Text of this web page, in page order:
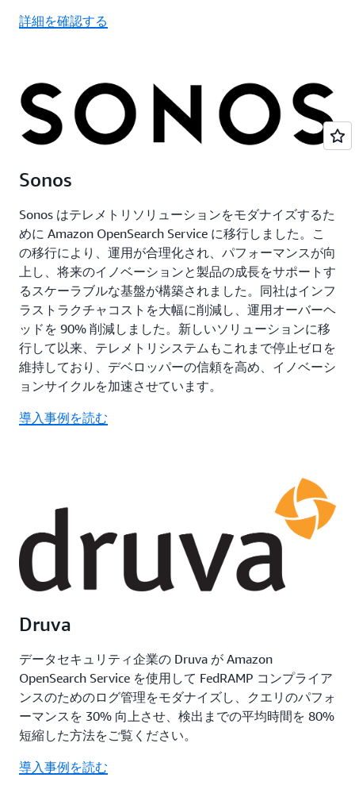
詳細を確認する
Sonos
Sonos はテレメトリソリューションをモダナイズするた
めに Amazon OpenSearch Service に移行しました。こ
の移行により、運用が合理化され、パフォーマンスが向
上し、将来のイノベーションと製品の成長をサポートす
るスケーラブルな基盤が構築されました。同社はインフ
ラストラクチャコストを大幅に削減し、運用オーバーヘ
ッドを 90% 削減しました。新しいソリューションに移
行して以来、テレメトリシステムもこれまで停止ゼロを
維持しており、デベロッパーの信頼を高め、イノベーシ
ョンサイクルを加速させています。
導入事例を読む
Druva
データセキュリティ企業の Druva が Amazon
OpenSearch Service を使用して FedRAMP コンプライア
ンスのためのログ管理をモダナイズし、クエリのパフォ
ーマンスを 30% 向上させ、検出までの平均時間を 80%
短縮した方法をご覧ください。
導入事例を読む